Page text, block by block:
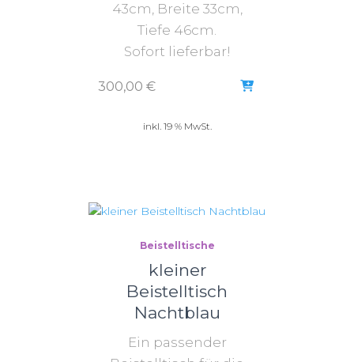
43cm, Breite 33cm,
Tiefe 46cm.
Sofort lieferbar!
300,00 €
inkl. 19 % MwSt.
Beistelltische
kleiner
Beistelltisch
Nachtblau
Ein passender